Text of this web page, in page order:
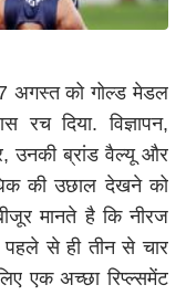
अगस्त को गोल्ड मेडल
रच दिया. विज्ञापन,
उनकी ब्रांड वैल्यू और
की उछाल देखने को
मानते ​​है कि नीरज
पहले से ही तीन से चार
एक अच्छा रिप्ल्समेंट